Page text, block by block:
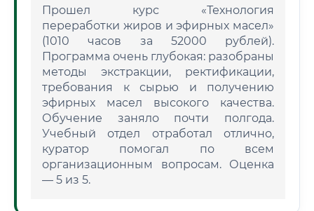
Прошел курс «Технология
переработки жиров и эфирных масел»
(1010 часов за 52000 рублей).
Программа очень глубокая: разобраны
методы экстракции, ректификации,
требования к сырью и получению
эфирных масел высокого качества.
Обучение заняло почти полгода.
Учебный отдел отработал отлично,
куратор помогал по всем
организационным вопросам. Оценка
— 5 из 5.